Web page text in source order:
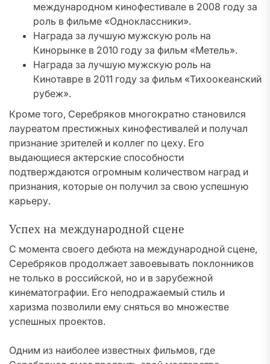
международном кинофестивале в 2008 году за
роль в фильме «Одноклассники».
Награда за лучшую мужскую роль на
Кинорынке в 2010 году за фильм «Метель».
Награда за лучшую мужскую роль на
Кинотавре в 2011 году за фильм «Тихоокеанский
рубеж».
Кроме того, Серебряков многократно становился
лауреатом престижных кинофестивалей и получал
признание зрителей и коллег по цеху. Его
выдающиеся актерские способности
подтверждаются огромным количеством наград и
признания, которые он получил за свою успешную
карьеру.
Успех на международной сцене
С момента своего дебюта на международной сцене,
Серебряков продолжает завоевывать поклонников
не только в российской, но и в зарубежной
кинематографии. Его неподражаемый стиль и
харизма позволили ему сняться во множестве
успешных проектов.
Одним из наиболее известных фильмов, где